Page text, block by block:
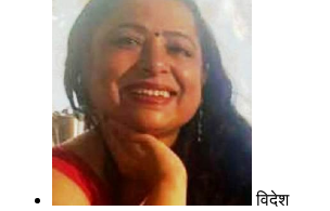
विदेश